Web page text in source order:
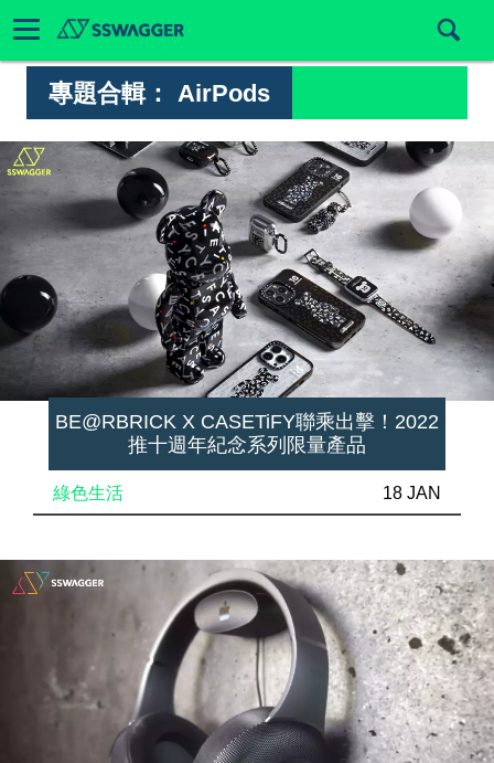
專題合輯： AirPods
BE@RBRICK X CASETiFY聯乘出擊！2022
推十週年紀念系列限量產品
綠色生活 18 JAN